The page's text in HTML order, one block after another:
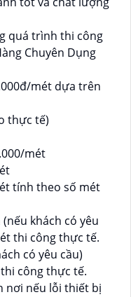
quá trình thi công
Chuyên Dụng
mét dựa trên
thực tế)
mét
tính theo số mét
khách có yêu
thi công thực tế.
có yêu cầu)
công thực tế.
nơi nếu lỗi thiết bị